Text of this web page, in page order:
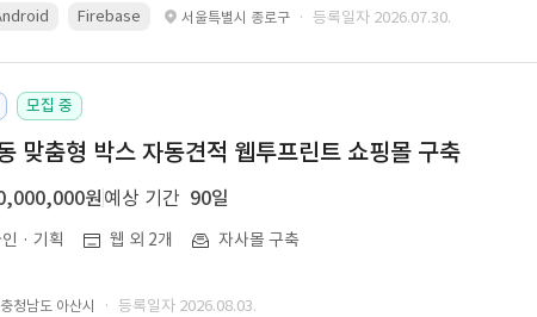
Firebase 서울특별시 종로구 · 등록일자 2026.07.30.
모집 중
맞춤형 박스 자동견적 웹투프린트 쇼핑몰 구축
원 예상 기간 90일
· 기획 웹 외 2개 자사몰 구축
충청남도 아산시 · 등록일자 2026.08.03.